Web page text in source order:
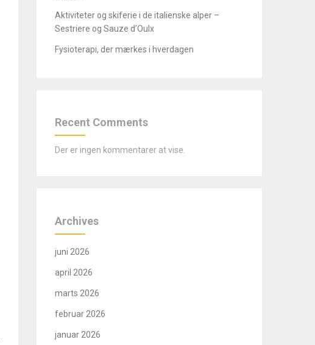
Aktiviteter og skiferie i de italienske alper –
Sestriere og Sauze d’Oulx
Fysioterapi, der mærkes i hverdagen
Recent Comments
Der er ingen kommentarer at vise.
Archives
juni 2026
april 2026
marts 2026
februar 2026
januar 2026